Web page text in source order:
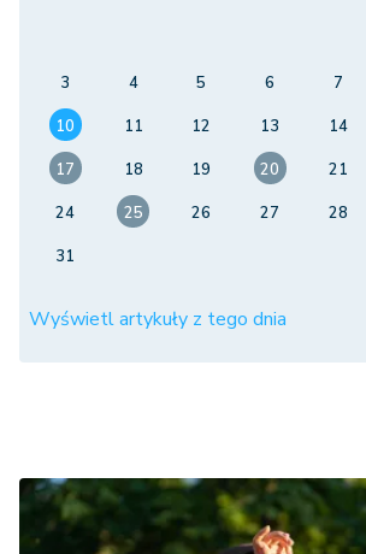
3
4 5 6 7
10
11 12 13 14
17
18 19 20 21
24
25 26 27 28
31
Wyświetl artykuły z tego dnia